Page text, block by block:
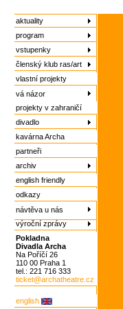
aktuality
program
vstupenky
členský klub ras/art
vlastní projekty
vá názor
projekty v zahraničí
divadlo
kavárna Archa
partneři
archiv
english friendly
odkazy
návtěva u nás
výroční zprávy
Pokladna
Divadla Archa
Na Poříčí 26
110 00 Praha 1
tel.: 221 716 333
ticket@archatheatre.cz
english